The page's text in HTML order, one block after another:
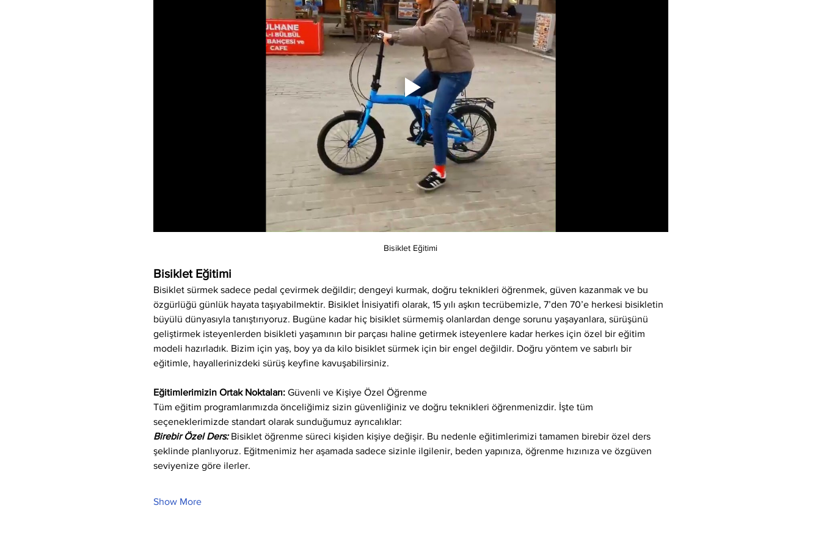
Bisiklet Eğitimi
Bisiklet Eğitimi
Bisiklet sürmek sadece pedal çevirmek değildir; dengeyi kurmak, doğru teknikleri öğrenmek, güven kazanmak ve bu
özgürlüğü günlük hayata taşıyabilmektir. Bisiklet İnisiyatifi olarak, 15 yılı aşkın tecrübemizle, 7’den 70’e herkesi bisikletin
büyülü dünyasıyla tanıştırıyoruz. Bugüne kadar hiç bisiklet sürmemiş olanlardan denge sorunu yaşayanlara, sürüşünü
geliştirmek isteyenlerden bisikleti yaşamının bir parçası haline getirmek isteyenlere kadar herkes için özel bir eğitim
modeli hazırladık. Bizim için yaş, boy ya da kilo bisiklet sürmek için bir engel değildir. Doğru yöntem ve sabırlı bir
eğitimle, hayallerinizdeki sürüş keyfine kavuşabilirsiniz.
Eğitimlerimizin Ortak Noktaları: Güvenli ve Kişiye Özel Öğrenme
Tüm eğitim programlarımızda önceliğimiz sizin güvenliğiniz ve doğru teknikleri öğrenmenizdir. İşte tüm
seçeneklerimizde standart olarak sunduğumuz ayrıcalıklar:
Birebir Özel Ders: Bisiklet öğrenme süreci kişiden kişiye değişir. Bu nedenle eğitimlerimizi tamamen birebir özel ders
şeklinde planlıyoruz. Eğitmenimiz her aşamada sadece sizinle ilgilenir, beden yapınıza, öğrenme hızınıza ve özgüven
seviyenize göre ilerler.
Show More